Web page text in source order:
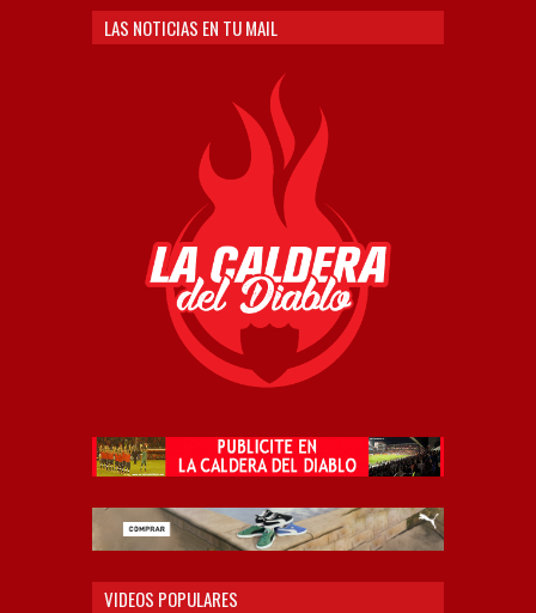
LAS NOTICIAS EN TU MAIL
VIDEOS POPULARES